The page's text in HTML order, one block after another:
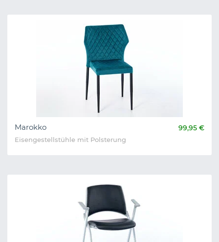
Marokko 99,95 €
Eisengestellstühle mit Polsterung